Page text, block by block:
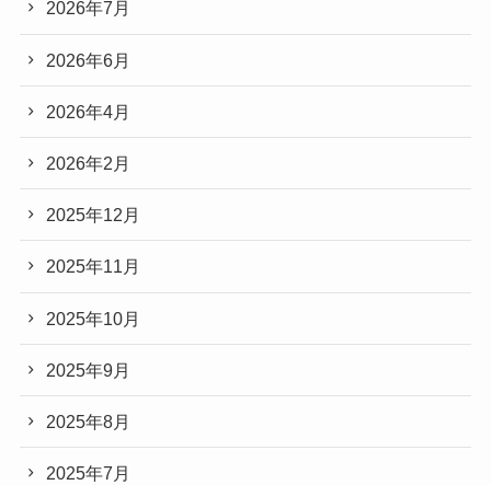
2026年7月
2026年6月
2026年4月
2026年2月
2025年12月
2025年11月
2025年10月
2025年9月
2025年8月
2025年7月